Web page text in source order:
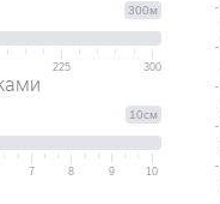
300м
225 300
10см
7 8 9 10